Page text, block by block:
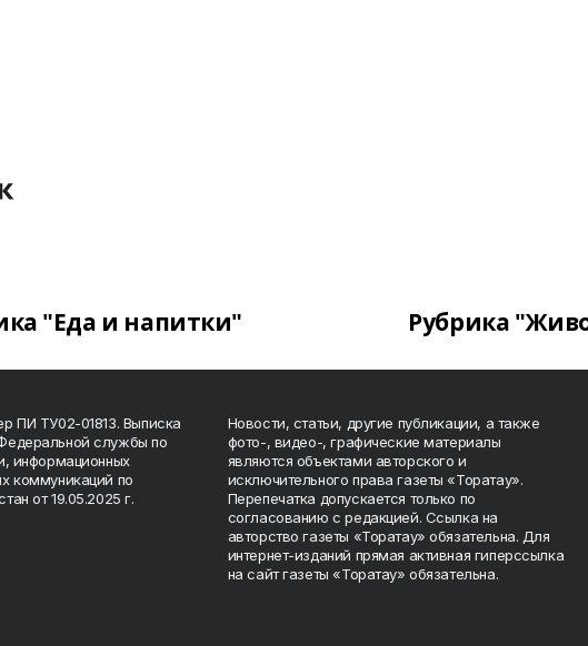
"Еда и напитки" Рубрика
ПИ ТУ02-01813. Выписка
службы по
информационных
коммуникаций по
от 19.05.2025 г.
Новости, статьи, другие публикации, а также
фото-, видео-, графические материалы
являются объектами авторского и
исключительного права газеты «Торатау».
Перепечатка допускается только по
согласованию с редакцией. Ссылка на
авторство газеты «Торатау» обязательна. Для
интернет-изданий прямая активная гиперссылка
на сайт газеты «Торатау» обязательна.